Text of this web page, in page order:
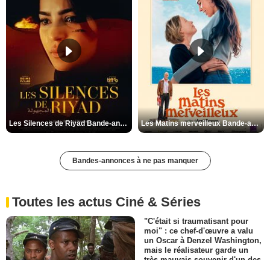
Les Silences de Riyad Bande-annonce VO STFR Les Matins merveilleux Bande-annonce VF
Bandes-annonces à ne pas manquer
Toutes les actus Ciné & Séries
"C'était si traumatisant pour
moi" : ce chef-d'œuvre a valu
un Oscar à Denzel Washington,
mais le réalisateur garde un